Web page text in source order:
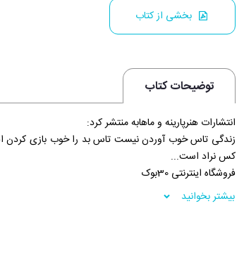
بخشی از کتاب
توضیحات کتاب
انتشارات هنرپارینه و ماهابه منتشر کرد:
زندگی تاس خوب آوردن نیست تاس بد را خوب بازی کردن
کس نراد است...
فروشگاه اینترنتی 30بوک
بیشتر بخوانید